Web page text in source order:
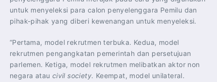
untuk menyeleksi para calon penyelenggara Pemilu dan
pihak-pihak yang diberi kewenangan untuk menyeleksi.
“Pertama, model rekrutmen terbuka. Kedua, model
rekrutmen pengangkatan pemerintah dan persetujuan
parlemen. Ketiga, model rekrutmen melibatkan aktor non
negara atau civil society. Keempat, model unilateral.